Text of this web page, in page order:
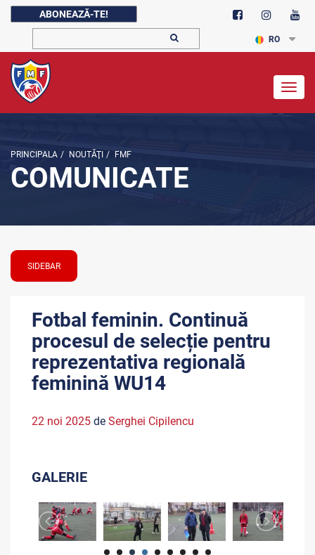
ABONEAZĂ-TE!
RO
PRINCIPALA / NOUTĂŢI / FMF
COMUNICATE
SIDEBAR
Fotbal feminin. Continuă
procesul de selecție pentru
reprezentativa regională
feminină WU14
22 noi 2025 de Serghei Cipilencu
GALERIE